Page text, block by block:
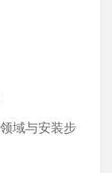
域与安装步